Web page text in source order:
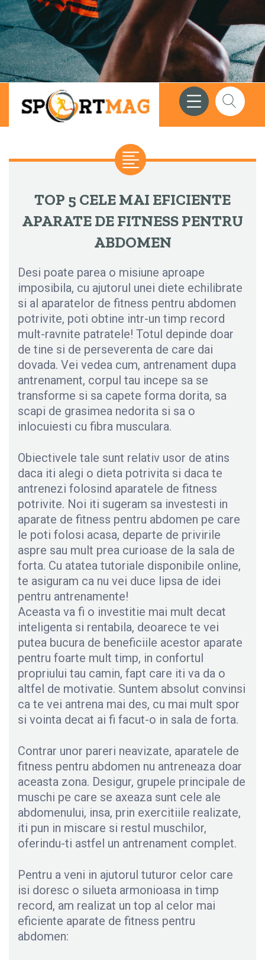
Meniu
Căutare
TOP 5 CELE MAI EFICIENTE
APARATE DE FITNESS PENTRU
ABDOMEN
Desi poate parea o misiune aproape
imposibila, cu ajutorul unei diete echilibrate
si al aparatelor de fitness pentru abdomen
potrivite, poti obtine intr-un timp record
mult-ravnite patratele! Totul depinde doar
de tine si de perseverenta de care dai
dovada. Vei vedea cum, antrenament dupa
antrenament, corpul tau incepe sa se
transforme si sa capete forma dorita, sa
scapi de grasimea nedorita si sa o
inlocuiesti cu fibra musculara.
Obiectivele tale sunt relativ usor de atins
daca iti alegi o dieta potrivita si daca te
antrenezi folosind aparatele de fitness
potrivite. Noi iti sugeram sa investesti in
aparate de fitness pentru abdomen pe care
le poti folosi acasa, departe de privirile
aspre sau mult prea curioase de la sala de
forta. Cu atatea tutoriale disponibile online,
te asiguram ca nu vei duce lipsa de idei
pentru antrenamente!
Aceasta va fi o investitie mai mult decat
inteligenta si rentabila, deoarece te vei
putea bucura de beneficiile acestor aparate
pentru foarte mult timp, in confortul
propriului tau camin, fapt care iti va da o
altfel de motivatie. Suntem absolut convinsi
ca te vei antrena mai des, cu mai mult spor
si vointa decat ai fi facut-o in sala de forta.
Contrar unor pareri neavizate, aparatele de
fitness pentru abdomen nu antreneaza doar
aceasta zona. Desigur, grupele principale de
muschi pe care se axeaza sunt cele ale
abdomenului, insa, prin exercitiile realizate,
iti pun in miscare si restul muschilor,
oferindu-ti astfel un antrenament complet.
Pentru a veni in ajutorul tuturor celor care
isi doresc o silueta armonioasa in timp
record, am realizat un top al celor mai
eficiente aparate de fitness pentru
abdomen: